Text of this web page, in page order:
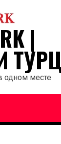
|
одном месте